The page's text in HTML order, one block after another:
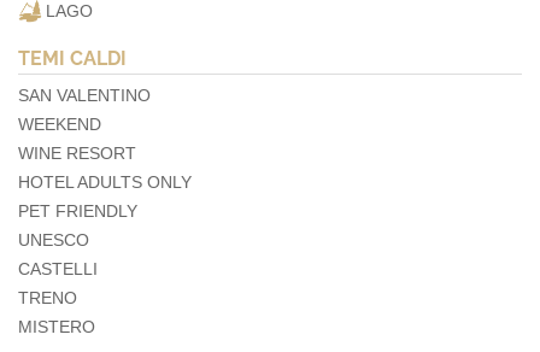
LAGO
TEMI CALDI
SAN VALENTINO
WEEKEND
WINE RESORT
HOTEL ADULTS ONLY
PET FRIENDLY
UNESCO
CASTELLI
TRENO
MISTERO